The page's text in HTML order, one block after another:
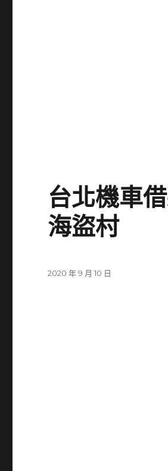
台北機車
海盜村
發
2020 年 9 月 10 日